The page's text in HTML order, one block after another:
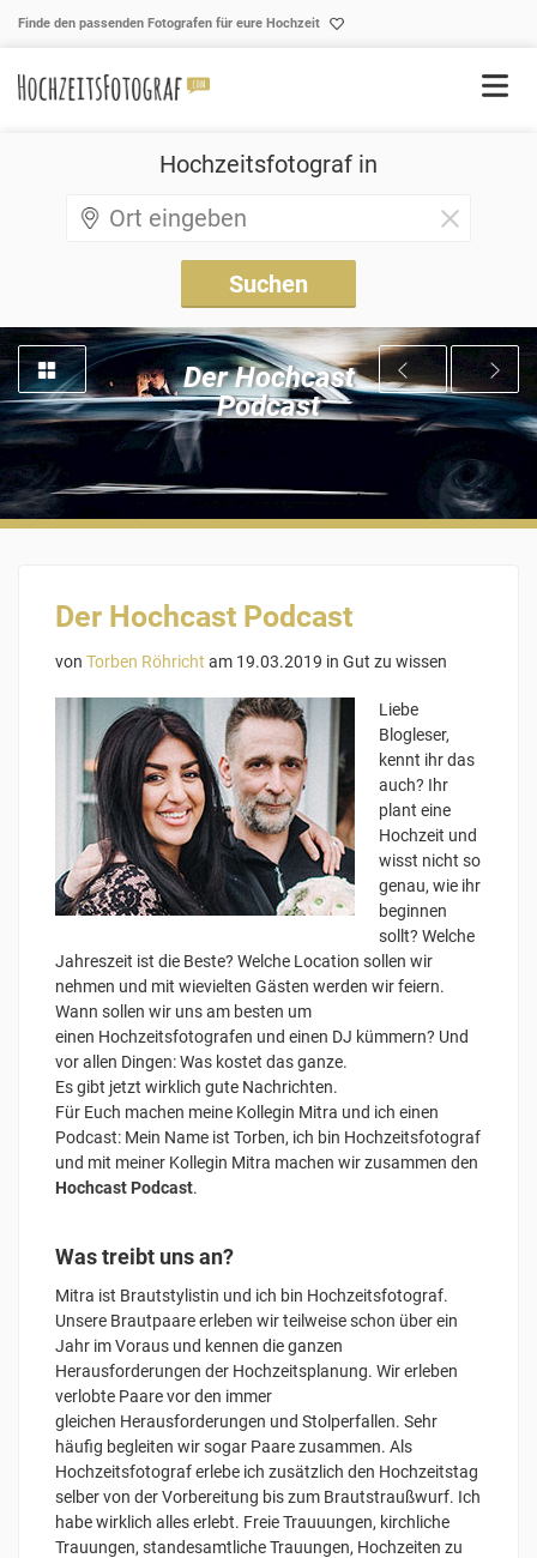
Finde den passenden Fotografen für eure Hochzeit
Hochzeitsfotograf in
Der Hochcast
Podcast
Der Hochcast Podcast
von Torben Röhricht am 19.03.2019 in Gut zu wissen
Liebe
Blogleser,
kennt ihr das
auch? Ihr
plant eine
Hochzeit und
wisst nicht so
genau, wie ihr
beginnen
sollt? Welche
Jahreszeit ist die Beste? Welche Location sollen wir
nehmen und mit wievielten Gästen werden wir feiern.
Wann sollen wir uns am besten um
einen Hochzeitsfotografen und einen DJ kümmern? Und
vor allen Dingen: Was kostet das ganze.
Es gibt jetzt wirklich gute Nachrichten.
Für Euch machen meine Kollegin Mitra und ich einen
Podcast: Mein Name ist Torben, ich bin Hochzeitsfotograf
und mit meiner Kollegin Mitra machen wir zusammen den
Hochcast Podcast.
Was treibt uns an?
Mitra ist Brautstylistin und ich bin Hochzeitsfotograf.
Unsere Brautpaare erleben wir teilweise schon über ein
Jahr im Voraus und kennen die ganzen
Herausforderungen der Hochzeitsplanung. Wir erleben
verlobte Paare vor den immer
gleichen Herausforderungen und Stolperfallen. Sehr
häufig begleiten wir sogar Paare zusammen. Als
Hochzeitsfotograf erlebe ich zusätzlich den Hochzeitstag
selber von der Vorbereitung bis zum Brautstraußwurf. Ich
habe wirklich alles erlebt. Freie Trauuungen, kirchliche
Trauungen, standesamtliche Trauungen, Hochzeiten zu